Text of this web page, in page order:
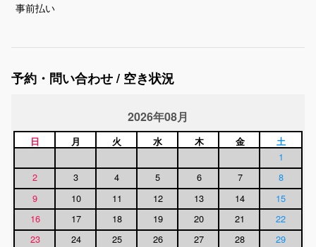
事前払い
予約・問い合わせ / 空き状況
2026年08月
日 月 火 水 木 金 土
1
2
3 4 5 6 7
8
9
10 11 12 13 14
15
16
17 18 19 20 21
22
23
24 25 26 27 28
29